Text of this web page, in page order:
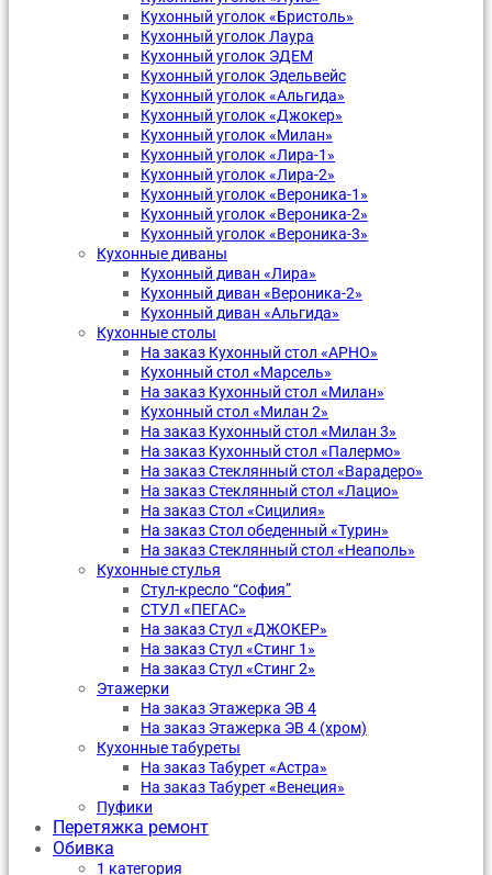
Кухонный уголок «Бристоль»
Кухонный уголок Лаура
Кухонный уголок ЭДЕМ
Кухонный уголок Эдельвейс
Кухонный уголок «Альгида»
Кухонный уголок «Джокер»
Кухонный уголок «Милан»
Кухонный уголок «Лира-1»
Кухонный уголок «Лира-2»
Кухонный уголок «Вероника-1»
Кухонный уголок «Вероника-2»
Кухонный уголок «Вероника-3»
Кухонные диваны
Кухонный диван «Лира»
Кухонный диван «Вероника-2»
Кухонный диван «Альгида»
Кухонные столы
На заказ Кухонный стол «АРНО»
Кухонный стол «Марсель»
На заказ Кухонный стол «Милан»
Кухонный стол «Милан 2»
На заказ Кухонный стол «Милан 3»
На заказ Кухонный стол «Палермо»
На заказ Стеклянный стол «Варадеро»
На заказ Стеклянный стол «Лацио»
На заказ Стол «Сицилия»
На заказ Стол обеденный «Турин»
На заказ Стеклянный стол «Неаполь»
Кухонные стулья
Стул-кресло “София”
CТУЛ «ПЕГАС»
На заказ Стул «ДЖОКЕР»
На заказ Стул «Стинг 1»
На заказ Стул «Стинг 2»
Этажерки
На заказ Этажерка ЭВ 4
На заказ Этажерка ЭВ 4 (хром)
Кухонные табуреты
На заказ Табурет «Астра»
На заказ Табурет «Венеция»
Пуфики
Перетяжка ремонт
Обивка
1 категория